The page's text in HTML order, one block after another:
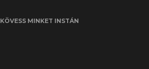
KÖVESS MINKET INSTÁN